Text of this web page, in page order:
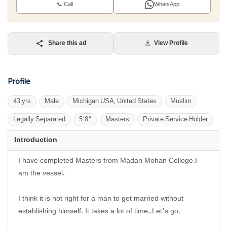
📞 Call WhatsApp
Share this ad View Profile
Profile
43 yrs Male Michigan USA, United States Muslim
Legally Separated 5'8" Masters Private Service Holder
Introduction
I have completed Masters from Madan Mohan College.I
am the vessel.
I think it is not right for a man to get married without
establishing himself. It takes a lot of time..Let's go.